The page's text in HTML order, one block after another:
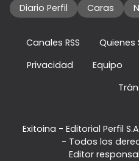
Diario Perfil Caras
Canales RSS Quienes
Privacidad
Equipo
Exitoina - Editorial Perfil
- Todos los
Editor